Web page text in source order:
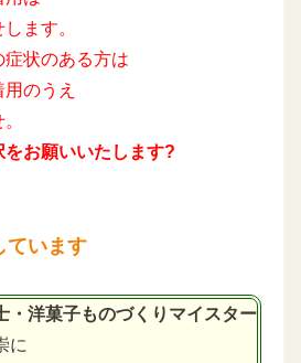
ます。
状のある方は
のうえ
お願いいたします?
ています
・洋菓子ものづくりマイスター
に